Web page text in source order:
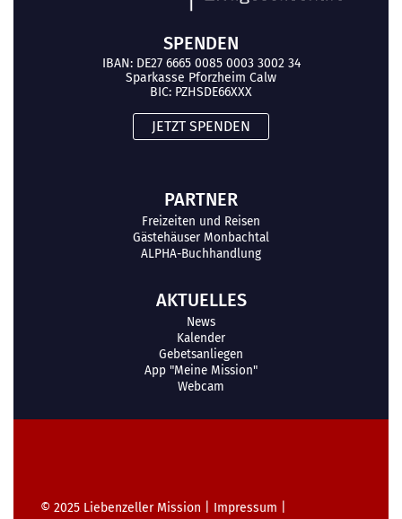
SPENDEN
IBAN: DE27 6665 0085 0003 3002 34
Sparkasse Pforzheim Calw
BIC: PZHSDE66XXX
JETZT SPENDEN
PARTNER
Freizeiten und Reisen
Gästehäuser Monbachtal
ALPHA-Buchhandlung
AKTUELLES
News
Kalender
Gebetsanliegen
App "Meine Mission"
Webcam
© 2025 Liebenzeller Mission Impressum